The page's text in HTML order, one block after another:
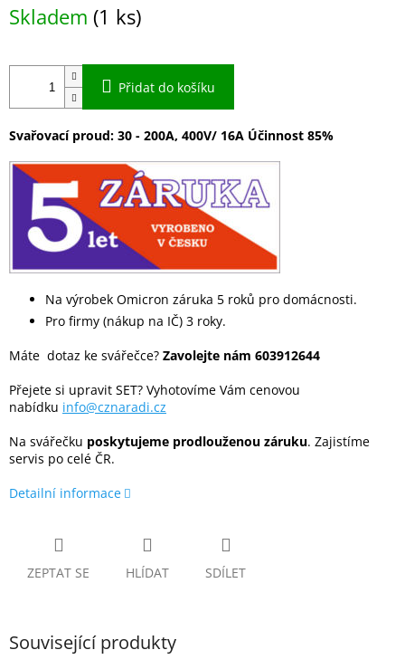
cena:
Skladem (1 ks)
Přidat do košíku
Svařovací proud: 30 - 200A, 400V/ 16A Účinnost 85%
Na výrobek Omicron záruka 5 roků pro domácnosti.
Pro firmy (nákup na IČ) 3 roky.
Máte dotaz ke svářečce? Zavolejte nám 603912644
Přejete si upravit SET? Vyhotovíme Vám cenovou
nabídku info@cznaradi.cz
Na svářečku poskytujeme prodlouženou záruku. Zajistíme
servis po celé ČR.
Detailní informace
ZEPTAT SE HLÍDAT SDÍLET
Související produkty